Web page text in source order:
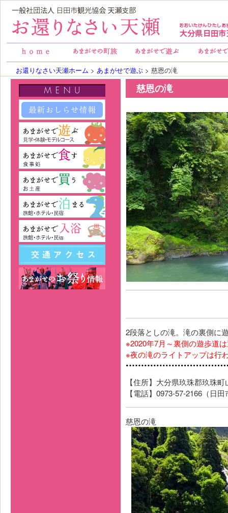
お還りなさい天瀬ホーム > あまがせで遊ぶ > 慈恩の滝
慈恩の滝
2段落としの滝。滝の裏側に
※2020年7月～裏側の遊歩道
※夜の滝のライトアップは行
【住所】大分県玖珠郡玖珠町
【電話】0973-57-2166（日
慈恩の滝